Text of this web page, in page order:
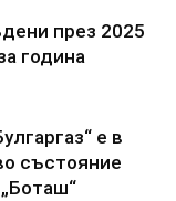
през 2025
година
е в
състояние